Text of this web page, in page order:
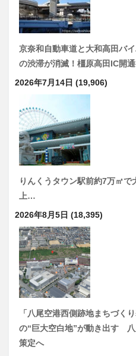
京奈和自動車道と大和高田バ
の渋滞が消滅！橿原高田IC開
2026年7月14日 (19,906)
りんくうタウン駅前約7万㎡
上…
2026年8月5日 (18,395)
「八尾空港西側跡地まちづく
の“巨大空白地”が動き出す
策定へ